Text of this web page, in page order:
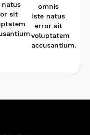
natus
sit
omnis
iste natus
error sit
voluptatem
accusantium.